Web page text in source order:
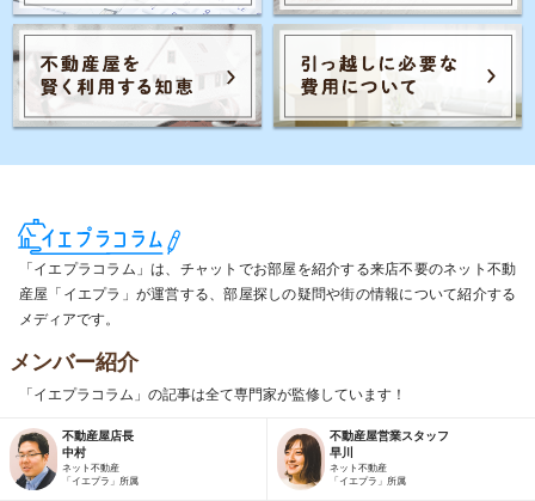
「イエプラコラム」は、チャットでお部屋を紹介する来店不要のネット不動
産屋「イエプラ」が運営する、部屋探しの疑問や街の情報について紹介する
メディアです。
メンバー紹介
「イエプラコラム」の記事は全て専門家が監修しています！
不動産屋店長
中村
ネット不動産
「イエプラ」所属
不動産屋営業スタッフ
早川
ネット不動産
「イエプラ」所属